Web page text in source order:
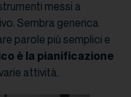
messi a
Sembra generica
parole più semplici e
è la pianificazione
attività.